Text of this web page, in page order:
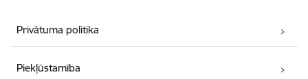
Privātuma politika
Piekļūstamība